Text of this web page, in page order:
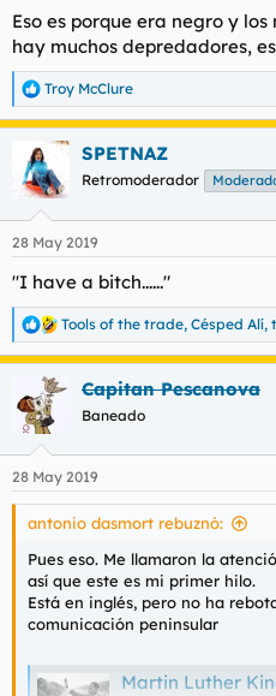
Eso es porque era negro y
hay muchos depredadores,
R
e
c
i
e
:
Troy McClure
SPETNAZ
Retromoderador
28 May 2019
"I have a bitch......"
R
e
a
c
i
e
s
Tools of the trade, Césped Alí,
Capitan Pescanova
Baneado
28 May 2019
antonio dasmort rebuznó:
Pues eso. Me llamaron la
así que este es mi primer hilo.
Está en inglés, pero no ha
comunicación peninsular
Martin Luther King Jr ‘watched and